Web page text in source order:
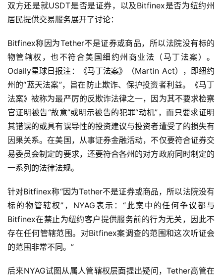
双方还是就USDT是否是证券，以及Bitfinex是否为纽约州
居民提供交易服务展开了讨论：
Bitfinex称因为Tether不是证券或商品，所以法院没有标的
物管辖权，也不符合美国细约州商业法（马丁法案）。
Odaily星球日报注：《马丁法案》（Martin Act），即纽约
州的“蓝天法案”，旨在防止欺诈、保护投资者利益。《马丁
法案》被称为最严厉的反欺诈法律之一，因为其不要求检察
官证明被告“故意”或明示被告的犯罪“动机”，而只要求证明
其错误的或具有误导性的投资建议与投资者遭受了的损失有
因果关系。在美国，从事证券金融活动，不仅要符合证券交
易委员会制定的要求，还要符合各州的对方政府同时制定的
一系列的法律法规。
针对Bitfinex称“因为Tether不是证券或商品，所以法院没有
标的物管辖权”，NYAG表示：“此案中的任何争议都与
Bitfinex在禁止为纽约客户提供服务前的行为无关，因此不
存在任何管辖范围。对Bitfinex案调查的范围和这次听证会
的范围非常不同。”
后来NYAG试图从属人管辖权层面提出疑问，Tether高管在